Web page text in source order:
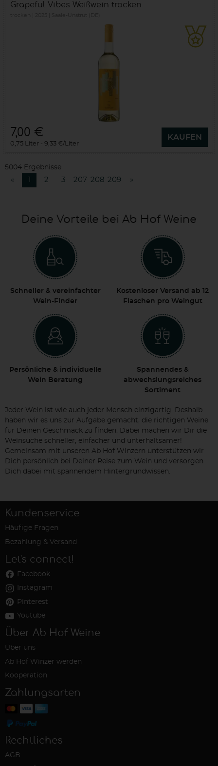
Grapeful Vibes Weißwein trocken
7,00 €
0,75 Liter 9,33 €/Liter
KAUFEN
5004 Ergebnisse
« 2 3 207 208 209 »
Deine Vorteile bei Ab Hof Weine
Schneller & vereinfachter
Wein-Finder
Kostenloser Versand ab 12
Flaschen pro Weingut
Persönliche & individuelle
Wein Beratung
Spannendes &
abwechslungsreiches
Sortiment
Jeder Wein ist wie auch jeder Mensch einzigartig. Deshalb
haben wir es uns zur Aufgabe gemacht, die richtigen Weine
für Deinen Geschmack zu finden. Dabei machen wir Dir die
Weinsuche schneller, einfacher und unterhaltsamer!
Gemeinsam mit unseren Ab Hof Winzern unterstützen wir
Dich persönlich bei Deiner Reise zum Wein und versorgen
Dich dabei mit spannendem Hintergrundwissen.
Kundenservice
Häufige Fragen
Bezahlung & Versand
Let's connect!
Facebook
Instagram
Pinterest
Youtube
Über Ab Hof Weine
Über uns
Ab Hof Winzer werden
Kooperation
Zahlungsarten
Rechtliches
AGB